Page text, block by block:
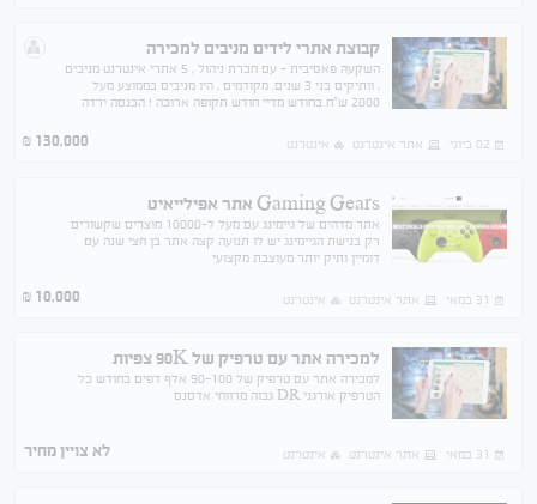
קבוצת אתרי לידים מניבים למכירה
השקעה פאסיבית - עם חברת ניהול , 5 אתרי אינטרנט מניבים
, וותיקים בני 3 שנים. מקודמים , היו מניבים בממוצע מעל
2000 ש"ח בחודש מדיי חודש תקופה ארוכה ! הכנסה ירדה
02 ביוני
אתר אינטרנט אינטרנט 130,000
₪
Gaming Gears אתר אפילייאיט
אתר מדהים של גיימינג עם מעל ל-10000 מוצרים שקשורים
רק בנישת הגיימינג יש לו תנועה קצה אתר בן חצי שנה עם
דומיין ותיק יותר מעוצבת מקצועי
31 במאי אתר אינטרנט אינטרנט 10,000
₪
למכירה אתר עם טרפיק של 90K צפיות
למכירה אתר עם טרפיק של 90-100 אלף דפים בחודש כל
הטרפיק אורגני DR גבוה מרווחי אדסנס
31 במאי אתר אינטרנט אינטרנט לא צויין מחיר